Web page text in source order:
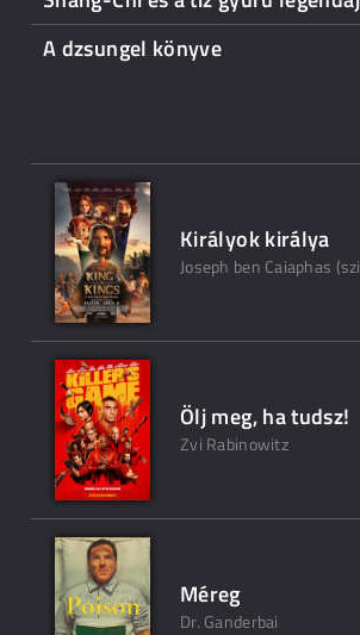
A dzsungel könyve
Királyok királya
Joseph ben Caiaphas
Ölj meg, ha tudsz!
Zvi Rabinowitz
Méreg
Dr. Ganderbai